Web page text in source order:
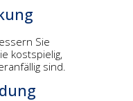
Sie
kostspielig,
sind.